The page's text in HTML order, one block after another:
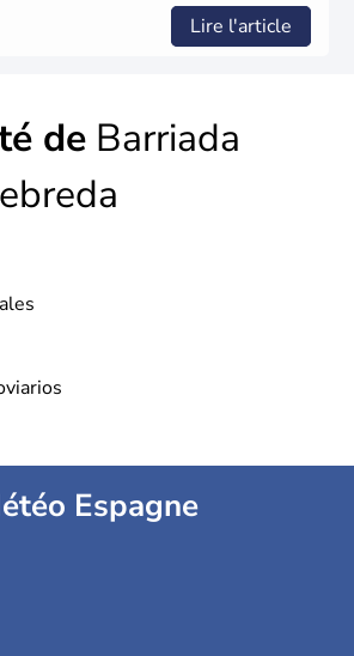
Lire l'article
de Barriada
Espagne